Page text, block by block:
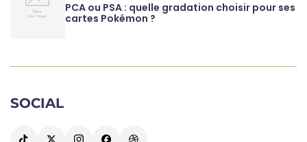
PCA ou PSA : quelle gradation choisir pour ses
cartes Pokémon ?
SOCIAL